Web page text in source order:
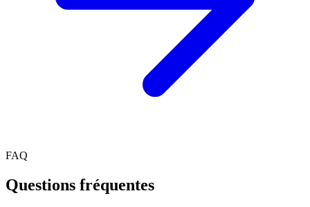
FAQ
Questions fréquentes